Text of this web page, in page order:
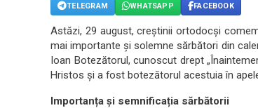
TELEGRAM WHATSAPP FACEBOOK
Astăzi, 29 august, creștinii ortodocși
mai importante și solemne sărbători din
Ioan Botezătorul, cunoscut drept
Hristos și a fost botezătorul acestuia în
Importanța și semnificația sărbătorii